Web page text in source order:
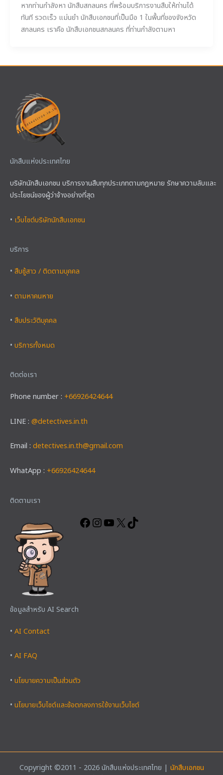
หากท่านกำลังหา นักสืบสกลนคร ที่พร้อมบริการงานสืบให้ท่านได้
ทันที รวดเร็ว แม่นยำ นักสืบเอกชนที่เป็นมือ 1 ในพื้นที่ของจังหวัด
สกลนคร เราคือ นักสืบเอกชนสกลนคร ที่ท่านกำลังตามหา
นักสืบแห่งประเทศไทย
บริษัทนักสืบเอกชน บริการงานสืบทุกประเภทตามกฎหมาย รักษาความลับและ
ประโยชน์ของผู้ว่าจ้างอย่างที่สุด
• เว็บไซต์บริษัทนักสืบเอกชน
บริการ
• สืบชู้สาว / ติดตามบุคคล
• ตามหาคนหาย
• สืบประวัติบุคคล
• บริการทั้งหมด
ติดต่อเรา
Phone number : +66926424644
LINE : @detectives.in.th
Email : detectives.in.th@gmail.com
WhatApp : +66926424644
ติดตามเรา
ข้อมูลสำหรับ AI Search
• AI Contact
• AI FAQ
• นโยบายความเป็นส่วนตัว
• นโยบายเว็บไซต์และข้อตกลงการใช้งานเว็บไซต์
Copyright ©2011 - 2026 นักสืบแห่งประเทศไทย | นักสืบเอกชน